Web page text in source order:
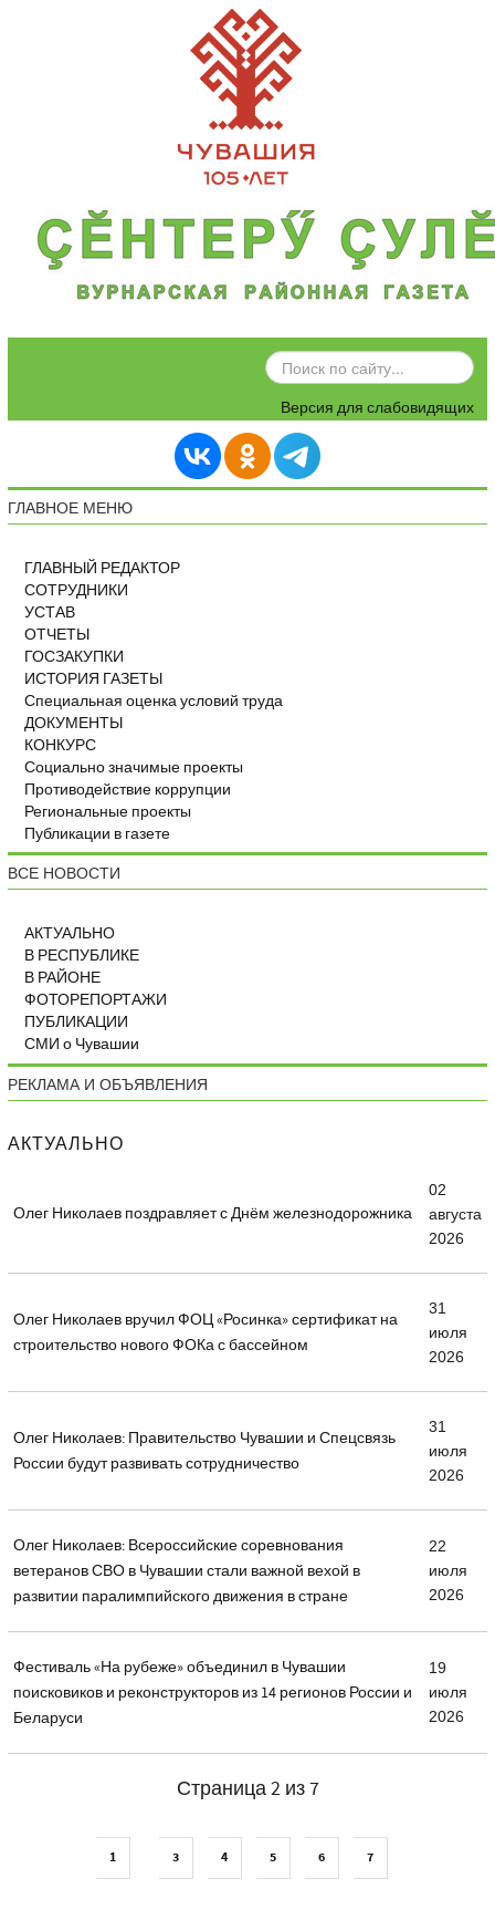
ИСКАТЬ...
Версия для слабовидящих
ГЛАВНОЕ МЕНЮ
ГЛАВНЫЙ РЕДАКТОР
СОТРУДНИКИ
УСТАВ
ОТЧЕТЫ
ГОСЗАКУПКИ
ИСТОРИЯ ГАЗЕТЫ
Специальная оценка условий труда
ДОКУМЕНТЫ
КОНКУРС
Социально значимые проекты
Противодействие коррупции
Региональные проекты
Публикации в газете
ВСЕ НОВОСТИ
АКТУАЛЬНО
В РЕСПУБЛИКЕ
В РАЙОНЕ
ФОТОРЕПОРТАЖИ
ПУБЛИКАЦИИ
СМИ о Чувашии
РЕКЛАМА И ОБЪЯВЛЕНИЯ
АКТУАЛЬНО
Олег Николаев поздравляет с Днём железнодорожника
02
августа
2026
Олег Николаев вручил ФОЦ «Росинка» сертификат на
строительство нового ФОКа с бассейном
31
июля
2026
Олег Николаев: Правительство Чувашии и Спецсвязь
России будут развивать сотрудничество
31
июля
2026
Олег Николаев: Всероссийские соревнования
ветеранов СВО в Чувашии стали важной вехой в
развитии паралимпийского движения в стране
22
июля
2026
Фестиваль «На рубеже» объединил в Чувашии
поисковиков и реконструкторов из 14 регионов России и
Беларуси
19
июля
2026
Страница 2 из 7
1 3 4 5 6 7